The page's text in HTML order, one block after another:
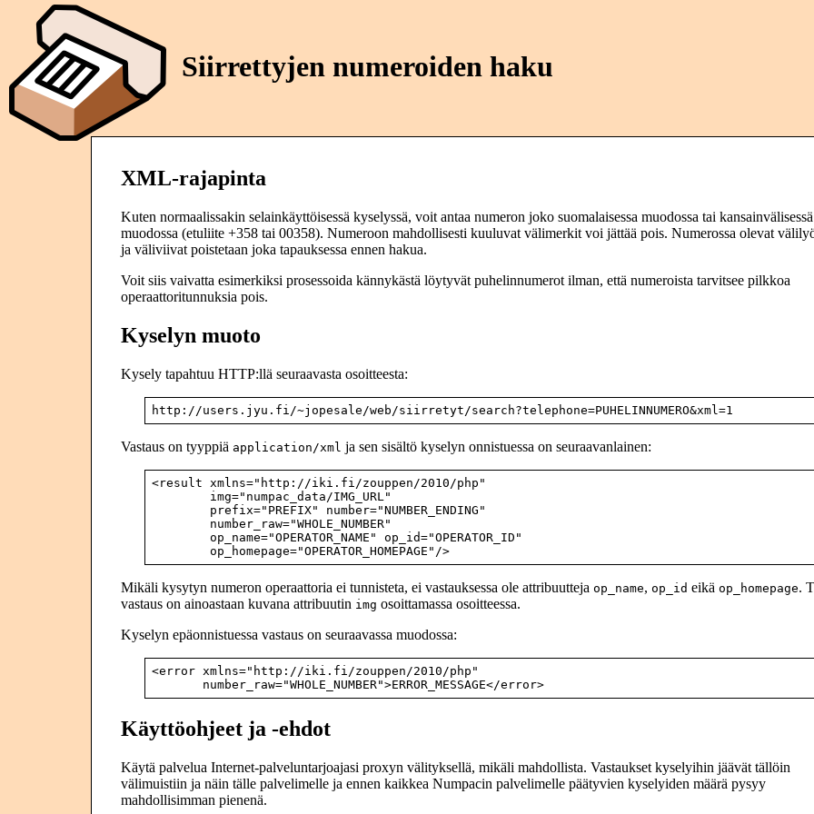
Siirrettyjen numeroiden haku
XML-rajapinta
Kuten normaalissakin selainkäyttöisessä kyselyssä, voit antaa numeron joko suomalaisessa muodossa tai kansainvälisessä
muodossa (etuliite +358 tai 00358). Numeroon mahdollisesti kuuluvat välimerkit voi jättää pois. Numerossa olevat
ja väliviivat poistetaan joka tapauksessa ennen hakua.
Voit siis vaivatta esimerkiksi prosessoida kännykästä löytyvät puhelinnumerot ilman, että numeroista tarvitsee pilkkoa
operaattoritunnuksia pois.
Kyselyn muoto
Kysely tapahtuu HTTP:llä seuraavasta osoitteesta:
http://users.jyu.fi/~jopesale/web/siirretyt/search?telephone=PUHELINNUMERO&xml=1
Vastaus on tyyppiä application/xml ja sen sisältö kyselyn onnistuessa on seuraavanlainen:
<result xmlns="http://iki.fi/zouppen/2010/php"
        img="numpac_data/IMG_URL"
        prefix="PREFIX" number="NUMBER_ENDING"
        number_raw="WHOLE_NUMBER"
        op_name="OPERATOR_NAME" op_id="OPERATOR_ID"
        op_homepage="OPERATOR_HOMEPAGE"/>
Mikäli kysytyn numeron operaattoria ei tunnisteta, ei vastauksessa ole attribuutteja op_name, op_id eikä op_homepage.
vastaus on ainoastaan kuvana attribuutin img osoittamassa osoitteessa.
Kyselyn epäonnistuessa vastaus on seuraavassa muodossa:
<error xmlns="http://iki.fi/zouppen/2010/php"
       number_raw="WHOLE_NUMBER">ERROR_MESSAGE</error>
Käyttöohjeet ja -ehdot
Käytä palvelua Internet-palveluntarjoajasi proxyn välityksellä, mikäli mahdollista. Vastaukset kyselyihin jäävät tällöin
välimuistiin ja näin tälle palvelimelle ja ennen kaikkea Numpacin palvelimelle päätyvien kyselyiden määrä pysyy
mahdollisimman pienenä.